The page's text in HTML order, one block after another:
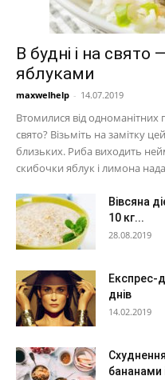
В будні і на свято
яблуками
maxwelhelp - 14.07.2019
Втомилися від
свято? Візьміть на замітку
близьких. Риба виходить
скибочки яблук і лимона
Вівсяна
10 кг...
28.08.2019
Експрес-
днів
14.02.2019
бананами